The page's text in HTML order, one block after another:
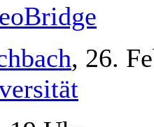
, 26.